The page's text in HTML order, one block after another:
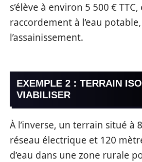
s’élève à environ 5 500 €
raccordement à l’eau
l’assainissement.
EXEMPLE 2 : TERRAIN
VIABILISER
À l’inverse, un terrain situé à
réseau électrique et 120
d’eau dans une zone rurale